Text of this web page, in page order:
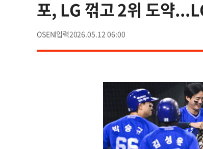
포, LG 꺾고 2위 도약
OSEN 2026.05.12 06:00